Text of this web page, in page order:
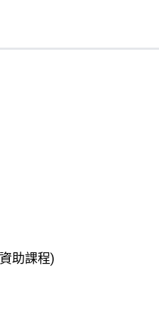
助課程)